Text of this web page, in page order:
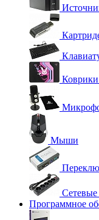
Мыши
Программное